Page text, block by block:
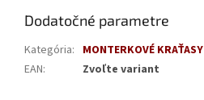
Dodatočné parametre
Kategória: MONTERKOVÉ KRAŤASY
EAN: Zvoľte variant